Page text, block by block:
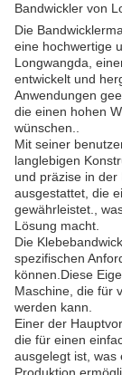
Bandwickler von
Die
eine hochwertige
Longwangda,
entwickelt und
Anwendungen
die einen hohen
wünschen..
Mit seiner
langlebigen
und präzise in der
ausgestattet, die
gewährleistet.,
Lösung macht.
Die
spezifischen
können.Diese
Maschine, die für
werden kann.
Einer der
die für einen
ausgelegt ist, was